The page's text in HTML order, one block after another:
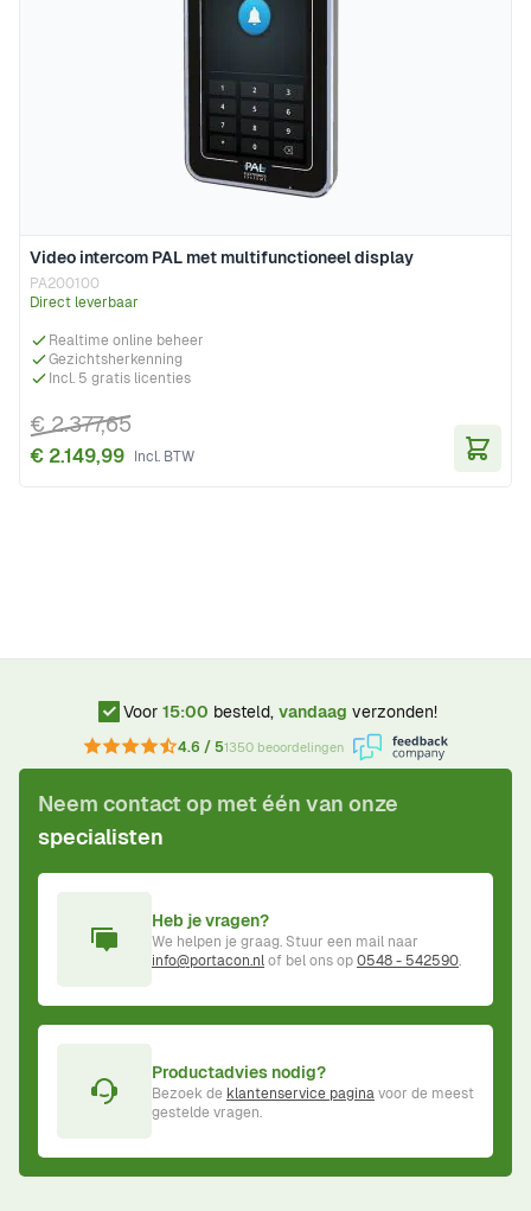
Video intercom PAL met multifunctioneel display
PA200100
Direct leverbaar
Realtime online beheer
Gezichtsherkenning
Incl. 5 gratis licenties
€ 2.149,99
€ 2.377,65
Voor 15:00 besteld, vandaag verzonden!
4.6 / 51350 beoordelingen
Neem contact op met één van onze
specialisten
Heb je vragen?
We helpen je graag. Stuur een mail naar
info@portacon.nlof bel ons op0548 - 542590.
Productadvies nodig?
Bezoek de klantenservice paginavoor de meest
gestelde vragen.